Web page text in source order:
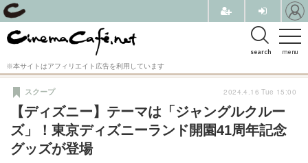
menu
search
※本サイトはアフィリエイト広告を利用しています
【ディズニー】テーマは「ジャングルクルー
ズ」！東京ディズニーランド開園41周年記念
グッズが登場
スクープ 2024.4.16 Tue 15:00